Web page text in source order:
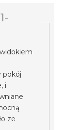
pokój
i
ze